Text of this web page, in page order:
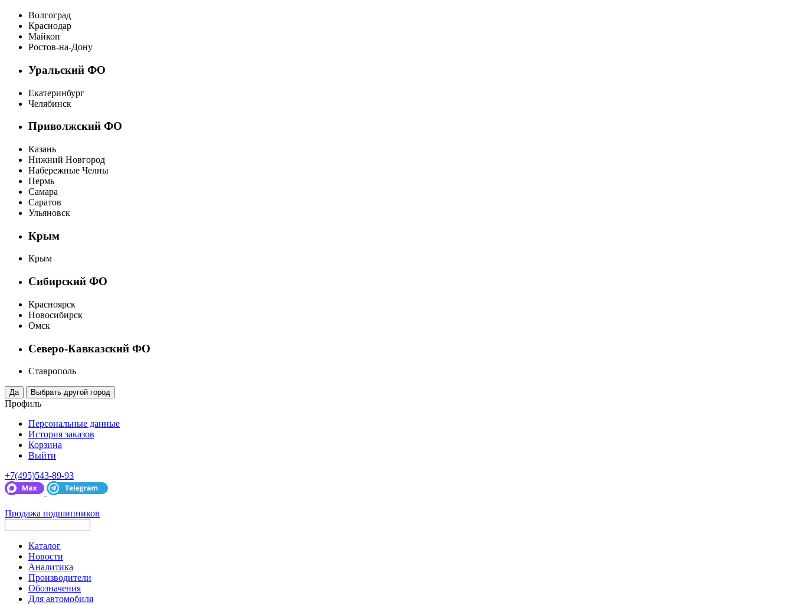
Волгоград
Краснодар
Майкоп
Ростов-на-Дону
Уральский ФО
Екатеринбург
Челябинск
Приволжский ФО
Казань
Нижний Новгород
Набережные Челны
Пермь
Самара
Саратов
Ульяновск
Крым
Крым
Сибирский ФО
Красноярск
Новосибирск
Омск
Северо-Кавказский ФО
Ставрополь
Профиль
Персональные данные
История заказов
Корзина
Выйти
+7(495)543-89-93
Продажа подшипников
Каталог
Новости
Аналитика
Производители
Обозначения
Для автомобиля